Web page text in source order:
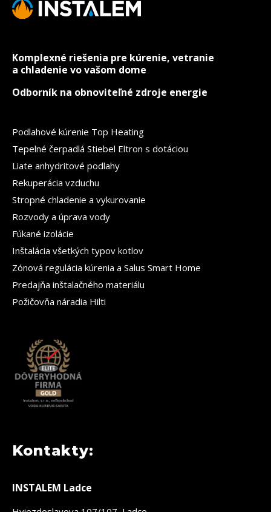
Komplexné riešenia pre kúrenie, vetranie
a chladenie vo vašom dome
Odborník na obnoviteľné zdroje energie
Podlahové kúrenie Top Heating
Tepelné čerpadlá Stiebel Eltron s dotáciou
Liate anhydritové podlahy
Rekuperácia vzduchu
Stropné chladenie a vykurovanie
Rozvody a úprava vody
Fúkané izolácie
Inštalácia všetkých typov kotlov
Zónová regulácia kúrenia a Salus Smart Home
Predajňa inštalačného materiálu
Požičovňa náradia Hilti
Kontakty:
INSTALEM Ladce